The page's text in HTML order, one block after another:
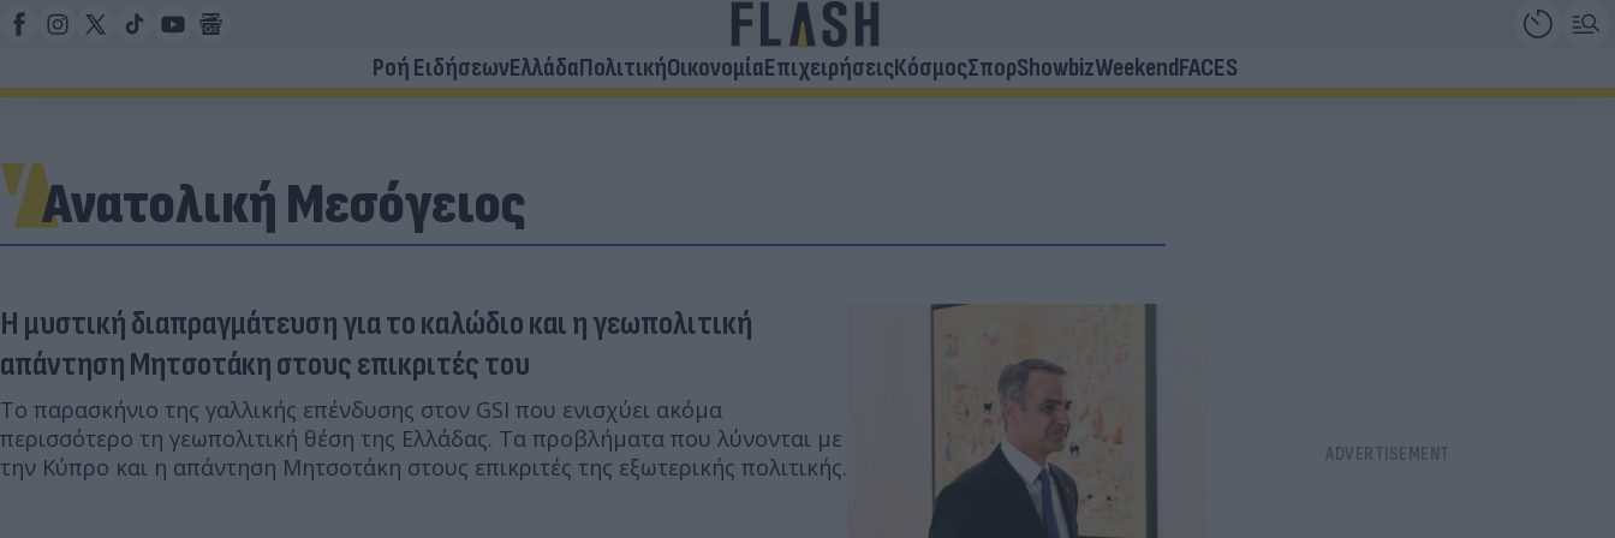
Ροή ΕιδήσεωνΕλλάδαΠολιτικήΟικονομίαΕπιχειρήσειςΚόσμοςΣπορShowbizWeekendFACES
Ανατολική Μεσόγειος
Η μυστική διαπραγμάτευση για το καλώδιο και η γεωπολιτική
απάντηση Μητσοτάκη στους επικριτές του
Το παρασκήνιο της γαλλικής επένδυσης στον GSI που ενισχύει ακόμα
περισσότερο τη γεωπολιτική θέση της Ελλάδας. Τα προβλήματα που λύνονται με
την Κύπρο και η απάντηση Μητσοτάκη στους επικριτές της εξωτερικής πολιτικής.